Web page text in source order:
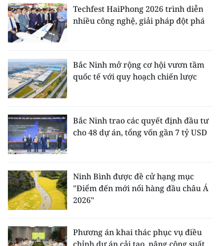
ENGLISH
FRANÇAIS
ESPAÑOL
한국어
Techfest HaiPhong 2026 trình diễn
nhiều công nghệ, giải pháp đột phá
Bắc Ninh mở rộng cơ hội vươn tầm
quốc tế với quy hoạch chiến lược
Bắc Ninh trao các quyết định đầu tư
cho 48 dự án, tổng vốn gần 7 tỷ USD
Ninh Bình được đề cử hạng mục
"Điểm đến mới nổi hàng đầu châu Á
2026"
Phương án khai thác phục vụ điều